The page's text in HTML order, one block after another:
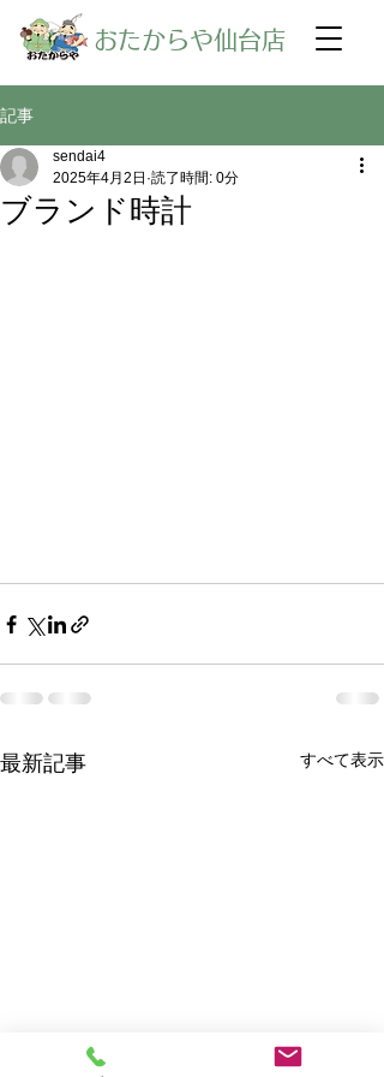
​おたからや仙台店
記事
ブランド時計
sendai4
2025年4月2日 読了時間: 0分
最新記事 すべて表示